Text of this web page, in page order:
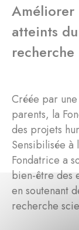
Améliorer
atteints
recherche
Créée par
parents, la
des projets
Sensibilisée
Fondatrice a
bien-être des
en soutenant
recherche